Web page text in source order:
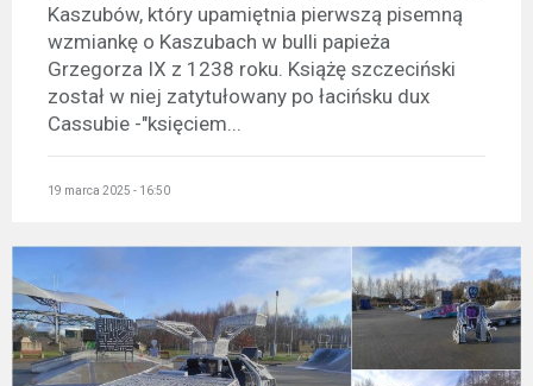
Kaszubów, który upamiętnia pierwszą pisemną
wzmiankę o Kaszubach w bulli papieża
Grzegorza IX z 1238 roku. Książę szczeciński
został w niej zatytułowany po łacińsku dux
Cassubie -"księciem...
19 marca 2025 - 16:50